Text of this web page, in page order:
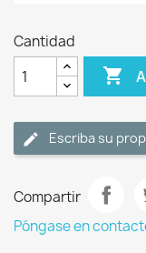
Cantidad

Escriba su
Compartir
Póngase en